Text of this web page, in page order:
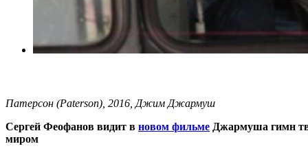
Патерсон (Paterson), 2016, Джим Джармуш
Сергей Феофанов видит в новом фильме Джармуша гимн
миром